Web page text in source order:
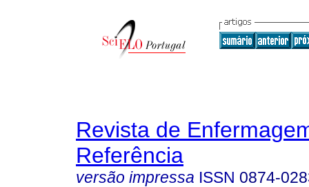
Revista de
Referência
versão impressa ISSN 0874-